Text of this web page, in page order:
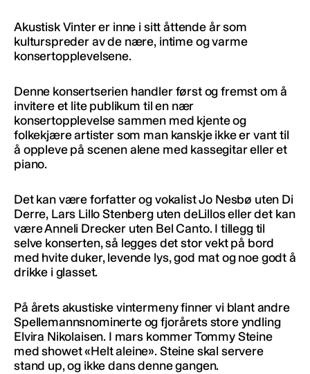
Akustisk Vinter er inne i sitt åttende år som
kulturspreder av de nære, intime og varme
konsertopplevelsene.
Denne konsertserien handler først og fremst om å
invitere et lite publikum til en nær
konsertopplevelse sammen med kjente og
folkekjære artister som man kanskje ikke er vant til
å oppleve på scenen alene med kassegitar eller et
piano.
Det kan være forfatter og vokalist Jo Nesbø uten Di
Derre, Lars Lillo Stenberg uten deLillos eller det kan
være Anneli Drecker uten Bel Canto. I tillegg til
selve konserten, så legges det stor vekt på bord
med hvite duker, levende lys, god mat og noe godt å
drikke i glasset.
På årets akustiske vintermeny finner vi blant andre
Spellemannsnominerte og fjorårets store yndling
Elvira Nikolaisen. I mars kommer Tommy Steine
med showet «Helt aleine». Steine skal servere
stand up, og ikke dans denne gangen.